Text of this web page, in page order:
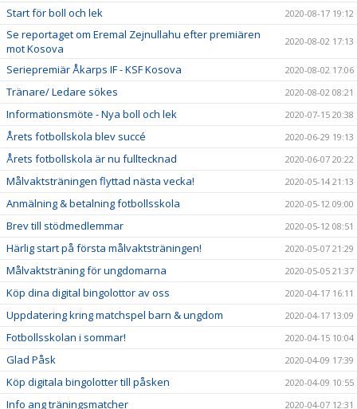
Start för boll och lek 2020-08-17 19:12
Se reportaget om Eremal Zejnullahu efter premiären
mot Kosova
2020-08-02 17:13
Seriepremiär Åkarps IF - KSF Kosova 2020-08-02 17:06
Tränare/ Ledare sökes 2020-08-02 08:21
Informationsmöte - Nya boll och lek 2020-07-15 20:38
Årets fotbollskola blev succé 2020-06-29 19:13
Årets fotbollskola är nu fulltecknad 2020-06-07 20:22
Målvaktsträningen flyttad nästa vecka! 2020-05-14 21:13
Anmälning & betalning fotbollsskola 2020-05-12 09:00
Brev till stödmedlemmar 2020-05-12 08:51
Härlig start på första målvaktsträningen! 2020-05-07 21:29
Målvaktsträning för ungdomarna 2020-05-05 21:37
Köp dina digital bingolottor av oss 2020-04-17 16:11
Uppdatering kring matchspel barn & ungdom 2020-04-17 13:09
Fotbollsskolan i sommar! 2020-04-15 10:04
Glad Påsk 2020-04-09 17:39
Köp digitala bingolotter till påsken 2020-04-09 10:55
Info ang träningsmatcher 2020-04-07 12:31